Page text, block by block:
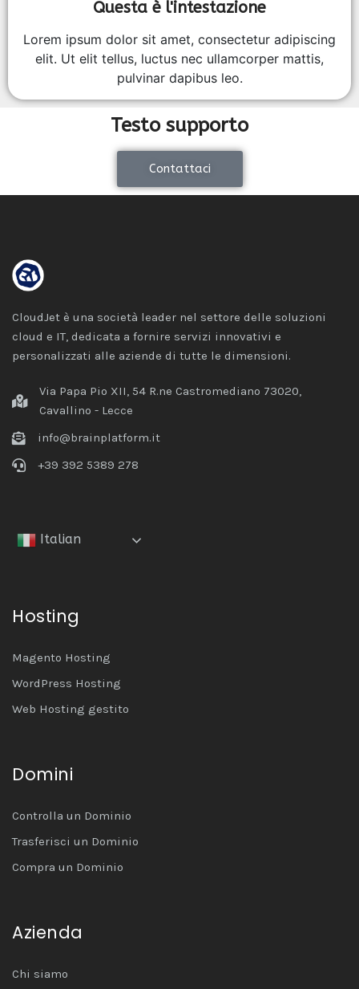
Questa è l'intestazione
Lorem ipsum dolor sit amet, consectetur adipiscing
elit. Ut elit tellus, luctus nec ullamcorper mattis,
pulvinar dapibus leo.
Testo supporto
Contattaci
CloudJet è una società leader nel settore delle soluzioni
cloud e IT, dedicata a fornire servizi innovativi e
personalizzati alle aziende di tutte le dimensioni.
Via Papa Pio XII, 54 R.ne Castromediano 73020,
Cavallino - Lecce
info@brainplatform.it
+39 392 5389 278
Italian
Hosting
Magento Hosting
WordPress Hosting
Web Hosting gestito
Domini
Controlla un Dominio
Trasferisci un Dominio
Compra un Dominio
Azienda
Chi siamo